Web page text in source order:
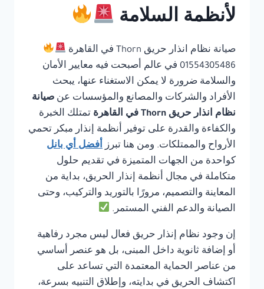
لأنظمة السلامة
صيانة نظام انذار حريق Thorn في القاهرة
01554305486 في عالم أصبحت فيه معايير الأمان
والسلامة ضرورة لا يمكن الاستغناء عنها، يبحث
الأفراد والشركات والمصانع والمؤسسات عن صيانة
نظام انذار حريق Thorn في القاهرة
تمتلك الخبرة
والكفاءة والقدرة على توفير أنظمة إنذار مبكر تحمي
الأرواح والممتلكات. ومن هنا تبرز أفضل أي بانل
كواحدة من الجهات المتميزة في تقديم حلول
متكاملة في مجال أنظمة إنذار الحريق، بداية من
المعاينة والتصميم، مرورًا بالتوريد والتركيب، وحتى
الصيانة والدعم الفني المستمر.
إن وجود نظام إنذار حريق فعال ليس مجرد رفاهية
أو إضافة ثانوية داخل المبنى، بل هو عنصر أساسي
من عناصر الحماية المعتمدة التي تساعد على
اكتشاف الحريق في بدايته، وإطلاق التنبيه بسرعة،